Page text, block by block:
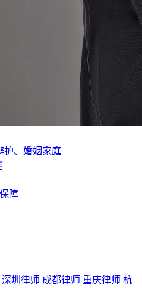
护、婚姻家庭
障
深圳律师 成都律师 重庆律师 杭